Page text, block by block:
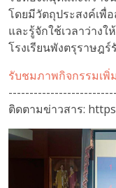
โดยมีวัตถุประสงค์เพื่
และรู้จักใช้เวลาว่าง
โรงเรียนพังตรุราษฎ
รับชมภาพกิจกรรมเพิ่
ติดตามข่าวสาร: